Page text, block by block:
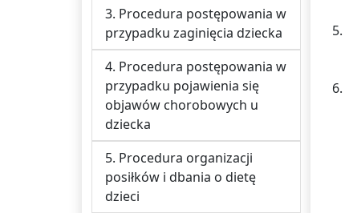
3. Procedura postępowania w
przypadku zaginięcia dziecka
4. Procedura postępowania w
przypadku pojawienia się
objawów chorobowych u
dziecka
5. Procedura organizacji
posiłków i dbania o dietę
dzieci